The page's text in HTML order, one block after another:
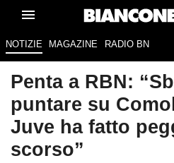
NOTIZIE MAGAZINE RADIO BN
Penta a RBN:
puntare su
Juve ha fatto
scorso”